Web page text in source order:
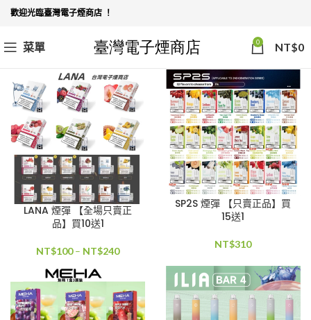
歡迎光臨臺灣電子煙商店 ！
菜單 0 NT$0
LANA 煙彈 【全場只賣正
品】買10送1
NT$100 – NT$240
SP2S 煙彈 【只賣正品】買
15送1
NT$310